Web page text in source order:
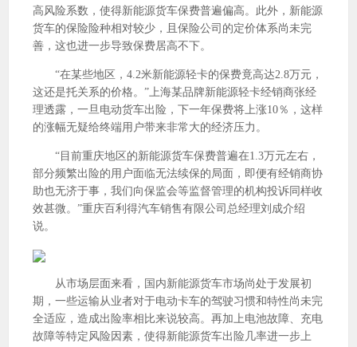
高风险系数，使得新能源货车保费普遍偏高。此外，新能源
货车的保险险种相对较少，且保险公司的定价体系尚未完
善，这也进一步导致保费居高不下。
“在某些地区，4.2米新能源轻卡的保费竟高达2.8万元，
这还是托关系的价格。”上海某品牌新能源轻卡经销商张经
理透露，一旦电动货车出险，下一年保费将上涨10％，这样
的涨幅无疑给终端用户带来非常大的经济压力。
“目前重庆地区的新能源货车保费普遍在1.3万元左右，
部分频繁出险的用户面临无法续保的局面，即便有经销商协
助也无济于事，我们向保监会等监督管理的机构投诉同样收
效甚微。”重庆百利得汽车销售有限公司总经理刘成介绍
说。
从市场层面来看，国内新能源货车市场尚处于发展初
期，一些运输从业者对于电动卡车的驾驶习惯和特性尚未完
全适应，造成出险率相比来说较高。再加上电池故障、充电
故障等特定风险因素，使得新能源货车出险几率进一步上